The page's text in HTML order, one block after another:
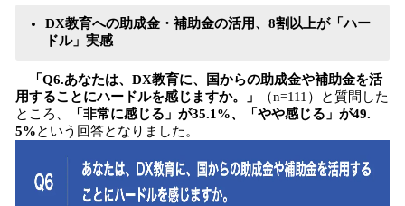
DX教育への助成金・補助金の活用、8割以上が「ハー
ドル」実感
「Q6.あなたは、DX教育に、国からの助成金や補助金を活
用することにハードルを感じますか。」
（n=111）と質問した
ところ、
「非常に感じる」が35.1%、「やや感じる」が49.
5%という回答となりました。